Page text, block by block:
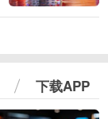
下载APP